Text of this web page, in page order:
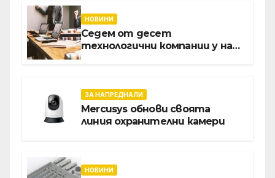
НОВИНИ
Седем от десет
технологични компании у нас
ЗА НАПРЕДНАЛИ
Mercusys обнови своята
линия охранителни камери
НОВИНИ